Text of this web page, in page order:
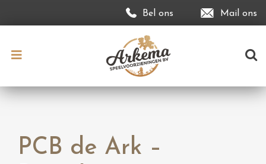
Bel ons Mail ons
PCB de Ark –